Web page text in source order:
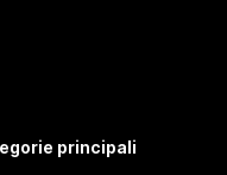
principali